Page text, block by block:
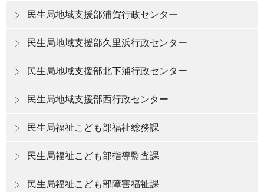
民生局地域支援部浦賀行政センター
民生局地域支援部久里浜行政センター
民生局地域支援部北下浦行政センター
民生局地域支援部西行政センター
民生局福祉こども部福祉総務課
民生局福祉こども部指導監査課
民生局福祉こども部障害福祉課